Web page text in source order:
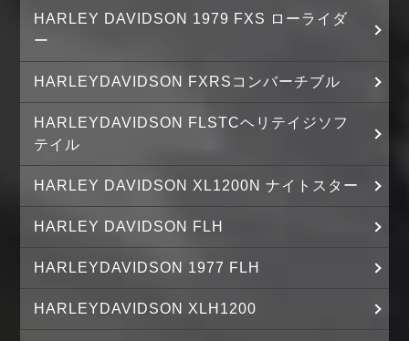
HARLEY DAVIDSON 1979 FXS ローライダ
ー
HARLEYDAVIDSON FXRSコンバーチブル
HARLEYDAVIDSON FLSTCヘリテイジソフ
テイル
HARLEY DAVIDSON XL1200N ナイトスター
HARLEY DAVIDSON FLH
HARLEYDAVIDSON 1977 FLH
HARLEYDAVIDSON XLH1200